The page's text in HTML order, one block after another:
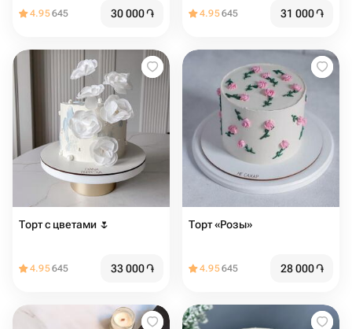
4.95645 30 000֏ 4.95645 31 000֏
Торт с цветами 🌷
4.95645 33 000֏
Торт «Розы»
4.95645 28 000֏